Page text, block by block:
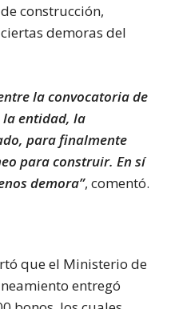
construcción,
demoras del
la convocatoria de
entidad, la
para finalmente
para construir. En sí
demora”, comentó.
que el Ministerio de
entregó